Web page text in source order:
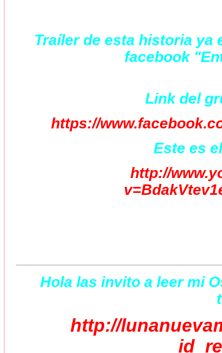
Traíler de esta historia ya
facebook
Link del
https://
Este es
http://
Hola las invito a leer mi
http://